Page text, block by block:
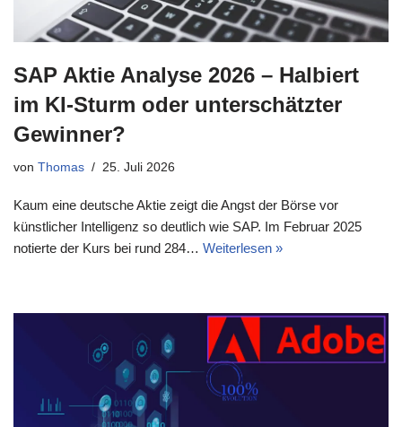
SAP Aktie Analyse 2026 – Halbiert
im KI-Sturm oder unterschätzter
Gewinner?
von Thomas 25. Juli 2026
Kaum eine deutsche Aktie zeigt die Angst der Börse vor
künstlicher Intelligenz so deutlich wie SAP. Im Februar 2025
notierte der Kurs bei rund 284… Weiterlesen »